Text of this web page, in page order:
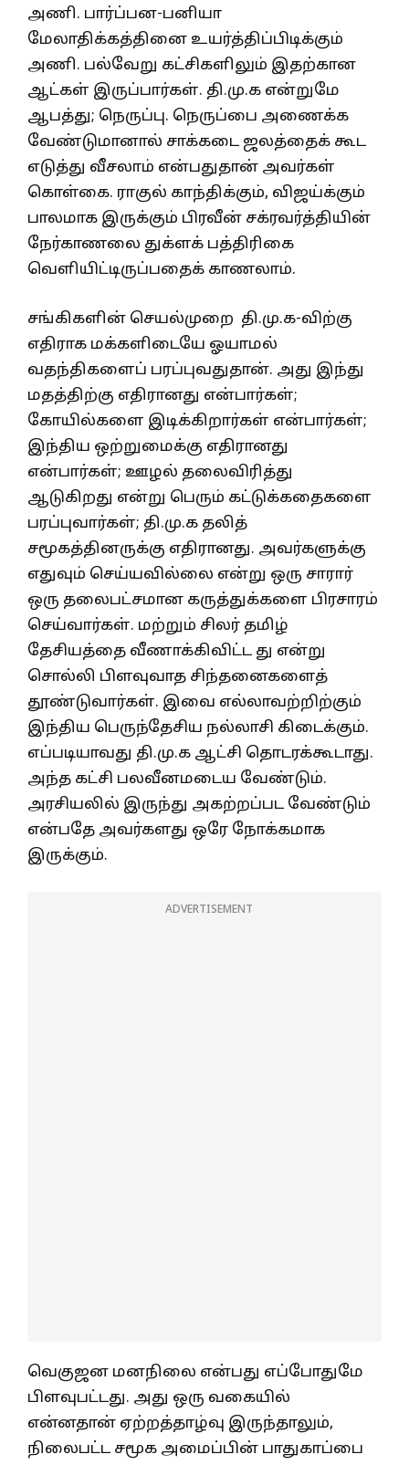
அணி. பார்ப்பன-பனியா
மேலாதிக்கத்தினை உயர்த்திப்பிடிக்கும்
அணி. பல்வேறு கட்சிகளிலும் இதற்கான
ஆட்கள் இருப்பார்கள். தி.மு.க என்றுமே
ஆபத்து; நெருப்பு. நெருப்பை அணைக்க
வேண்டுமானால் சாக்கடை ஜலத்தைக் கூட
எடுத்து வீசலாம் என்பதுதான் அவர்கள்
கொள்கை. ராகுல் காந்திக்கும், விஜய்க்கும்
பாலமாக இருக்கும் பிரவீன் சக்ரவர்த்தியின்
நேர்காணலை துக்ளக் பத்திரிகை
வெளியிட்டிருப்பதைக் காணலாம்.
சங்கிகளின் செயல்முறை தி.மு.க-விற்கு
எதிராக மக்களிடையே ஓயாமல்
வதந்திகளைப் பரப்புவதுதான். அது இந்து
மதத்திற்கு எதிரானது என்பார்கள்;
கோயில்களை இடிக்கிறார்கள் என்பார்கள்;
இந்திய ஒற்றுமைக்கு எதிரானது
என்பார்கள்; ஊழல் தலைவிரித்து
ஆடுகிறது என்று பெரும் கட்டுக்கதைகளை
பரப்புவார்கள்; தி.மு.க தலித்
சமூகத்தினருக்கு எதிரானது. அவர்களுக்கு
எதுவும் செய்யவில்லை என்று ஒரு சாரார்
ஒரு தலைபட்சமான கருத்துக்களை பிரசாரம்
செய்வார்கள். மற்றும் சிலர் தமிழ்
தேசியத்தை வீணாக்கிவிட்ட து என்று
சொல்லி பிளவுவாத சிந்தனைகளைத்
தூண்டுவார்கள். இவை எல்லாவற்றிற்கும்
இந்திய பெருந்தேசிய நல்லாசி கிடைக்கும்.
எப்படியாவது தி.மு.க ஆட்சி தொடரக்கூடாது.
அந்த கட்சி பலவீனமடைய வேண்டும்.
அரசியலில் இருந்து அகற்றப்பட வேண்டும்
என்பதே அவர்களது ஒரே நோக்கமாக
இருக்கும்.
ADVERTISEMENT
வெகுஜன மனநிலை என்பது எப்போதுமே
பிளவுபட்டது. அது ஒரு வகையில்
என்னதான் ஏற்றத்தாழ்வு இருந்தாலும்,
நிலைபட்ட சமூக அமைப்பின் பாதுகாப்பை